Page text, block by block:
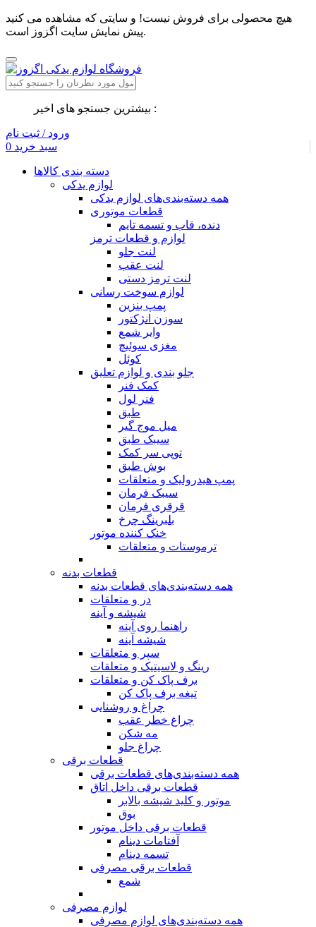
هیچ محصولی برای فروش نیست! و سایتی که مشاهده می کنید
پیش نمایش سایت اگزوز است.
بیشترین جستجو های اخیر :
ورود / ثبت نام
سبد خرید 0
دسته بندی کالاها
لوازم یدکی
همه دسته‌بندی‌های لوازم یدکی
قطعات موتوری
دنده، قاب و تسمه تایم
لوازم و قطعات ترمز
لنت جلو
لنت عقب
لنت ترمز دستی
لوازم سوخت رسانی
پمپ بنزین
سوزن انژکتور
وایر شمع
مغزی سوئیچ
کوئل
جلو بندی و لوازم تعلیق
کمک فنر
فنر لول
طبق
میل موج گیر
سیبک طبق
توپی سر کمک
بوش طبق
پمپ هیدرولیک و متعلقات
سیبک فرمان
قرقری فرمان
بلبرینگ چرخ
خنک کننده موتور
ترموستات و متعلقات
قطعات بدنه
همه دسته‌بندی‌های قطعات بدنه
در و متعلقات
شیشه و آینه
راهنما روی آینه
شیشه آینه
سپر و متعلقات
رینگ و لاسیتیک و متعلقات
برف پاک کن و متعلقات
تیغه برف پاک کن
چراغ و روشنایی
چراغ خطر عقب
مه شکن
چراغ جلو
قطعات برقی
همه دسته‌بندی‌های قطعات برقی
قطعات برقی داخل اتاق
موتور و کلید شیشه بالابر
بوق
قطعات برقی داخل موتور
آفتامات دینام
تسمه‌‌ دینام
قطعات برقی مصرفی
شمع
لوازم مصرفی
همه دسته‌بندی‌های لوازم مصرفی